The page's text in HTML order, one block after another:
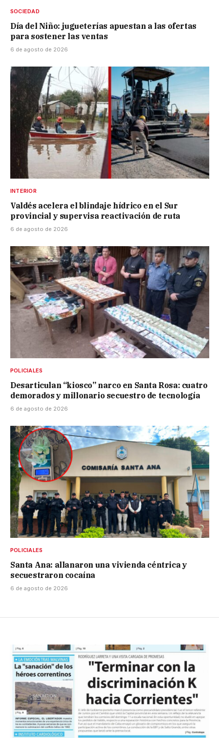
SOCIEDAD
Día del Niño: jugueterías apuestan a las ofertas
para sostener las ventas
6 de agosto de 2026
INTERIOR
Valdés acelera el blindaje hídrico en el Sur
provincial y supervisa reactivación de ruta
6 de agosto de 2026
POLICIALES
Desarticulan “kiosco” narco en Santa Rosa: cuatro
demorados y millonario secuestro de tecnología
6 de agosto de 2026
POLICIALES
Santa Ana: allanaron una vivienda céntrica y
secuestraron cocaína
6 de agosto de 2026